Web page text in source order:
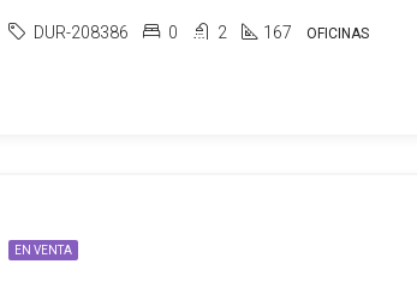
DUR-208386 0 2 167 OFICINAS
EN VENTA